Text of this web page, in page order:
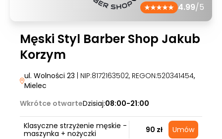
4.99/5
Męski Styl Barber Shop Jakub
Korzym
ul. Wolności 23 | NIP:8172163502, REGON:520341454,
Mielec
Wkrótce otwarteDzisiaj:08:00-21:00
Klasyczne strzyżenie męskie -
maszynka + nożyczki
90 zł Umów